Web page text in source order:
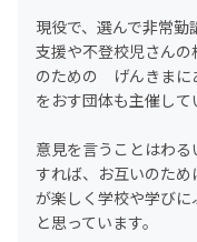
現役で、選んで非常
支援や不登校児さん
のための げんきまに
をおす団体も主催して
意見を言うことはわ
すれば、お互いのた
が楽しく学校や学び
と思っています。